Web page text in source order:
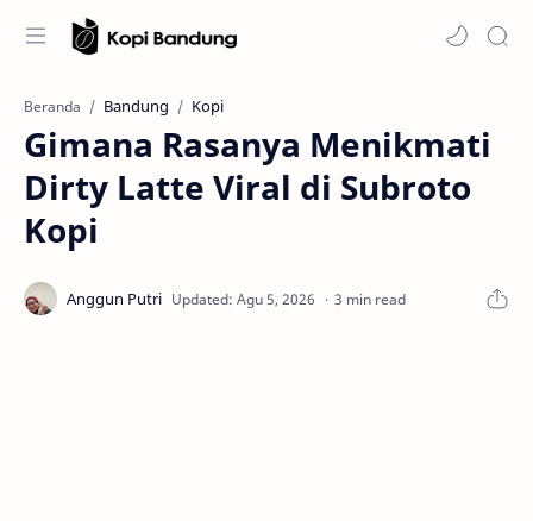
Beranda Bandung Kopi
Gimana Rasanya Menikmati
Dirty Latte Viral di Subroto
Kopi
3 min read